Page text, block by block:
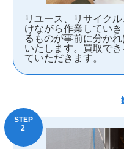
リユース、リサイク
けながら作業してい
るものが事前に分か
いたします。買取で
ていただきます。